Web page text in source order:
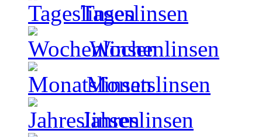
Tageslinsen
Wochenlinsen
Monatslinsen
Jahreslinsen